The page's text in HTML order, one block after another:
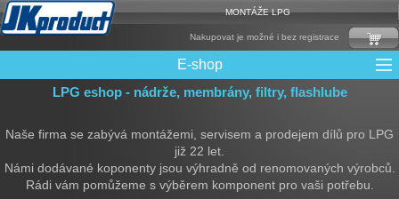
MONTÁŽE LPG
Nakupovat je možné i bez registrace
E-shop
CNG Nádrže
Elektronika + Emulátory
Filtry + Membrány
LPG Nádrže
Mixy + protizášlehové klapky
Multiventily + příslušenství
Ochrana Motoru
Přepínače
Rámy nádrží
Redukce plnění
Reduktory
Řídící jednotky + Testry
Sady + vstřikovače
Spojovací Materiál
Spotřební materiál
Trubky a Hadice
Ventily
LPG eshop - nádrže, membrány, filtry, flashlube
Naše firma se zabývá montážemi, servisem a prodejem dílů pro LPG
již 22 let.
Námi dodávané koponenty jsou výhradně od renomovaných výrobců.
Rádi vám pomůžeme s výběrem komponent pro vaši potřebu.